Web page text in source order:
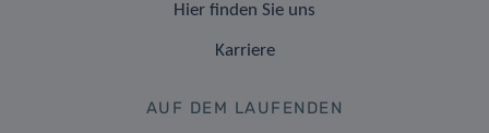
Hier finden Sie uns
Karriere
AUF DEM LAUFENDEN